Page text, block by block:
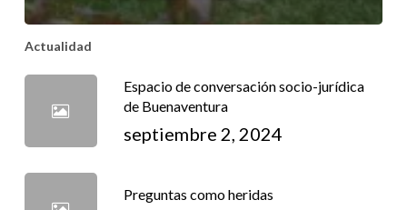
Actualidad
Espacio de conversación socio-jurídica
de Buenaventura
septiembre 2, 2024
Preguntas como heridas